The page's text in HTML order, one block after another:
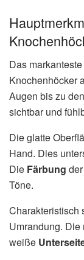
Das
Knochenhöcker
Augen bis zu
sichtbar und
Die glatte
Hand. Dies
Die Färbung
Töne.
Charakteristisch
Umrandung. Die
weiße